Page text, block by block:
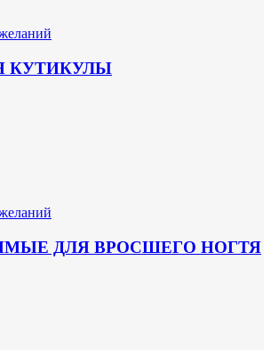
КУТИКУЛЫ
ДЛЯ ВРОСШЕГО НОГТЯ